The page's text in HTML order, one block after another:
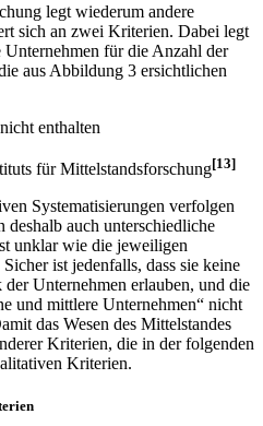
legt wiederum andere
sich an zwei Kriterien. Dabei legt
für die Anzahl der
aus Abbildung 3 ersichtlichen
enthalten
für Mittelstandsforschung[13]
Systematisierungen verfolgen
deshalb auch unterschiedliche
unklar wie die jeweiligen
ist jedenfalls, dass sie keine
Unternehmen erlauben, und die
und mittlere Unternehmen“ nicht
das Wesen des Mittelstandes
Kriterien, die in der folgenden
Kriterien.